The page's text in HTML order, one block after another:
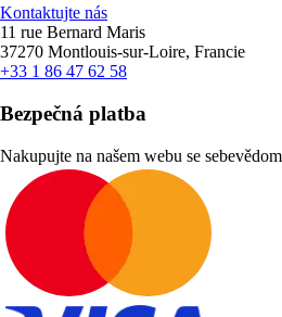
Kontaktujte nás
11 rue Bernard Maris
37270 Montlouis-sur-Loire, Francie
+33 1 86 47 62 58
Bezpečná platba
Nakupujte na našem webu se